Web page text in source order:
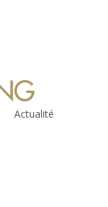
Actualité